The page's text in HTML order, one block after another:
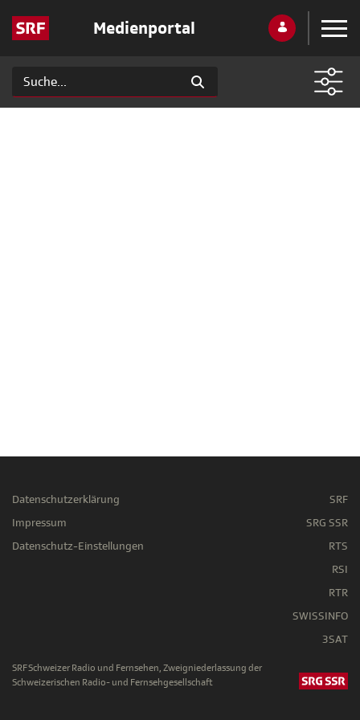
Medienportal
Datenschutzerklärung
Impressum
Datenschutz-Einstellungen
SRF
SRG SSR
RTS
RSI
RTR
SWISSINFO
3SAT
SRF Schweizer Radio und Fernsehen, Zweigniederlassung der
Schweizerischen Radio- und Fernsehgesellschaft